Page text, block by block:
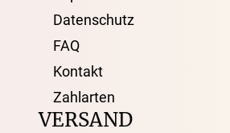
Datenschutz
FAQ
Kontakt
Zahlarten
VERSAND